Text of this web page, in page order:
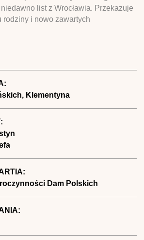
niedawno list z Wrocławia. Przekazuje
rodziny i nowo zawartych
Klementyna
Dam Polskich